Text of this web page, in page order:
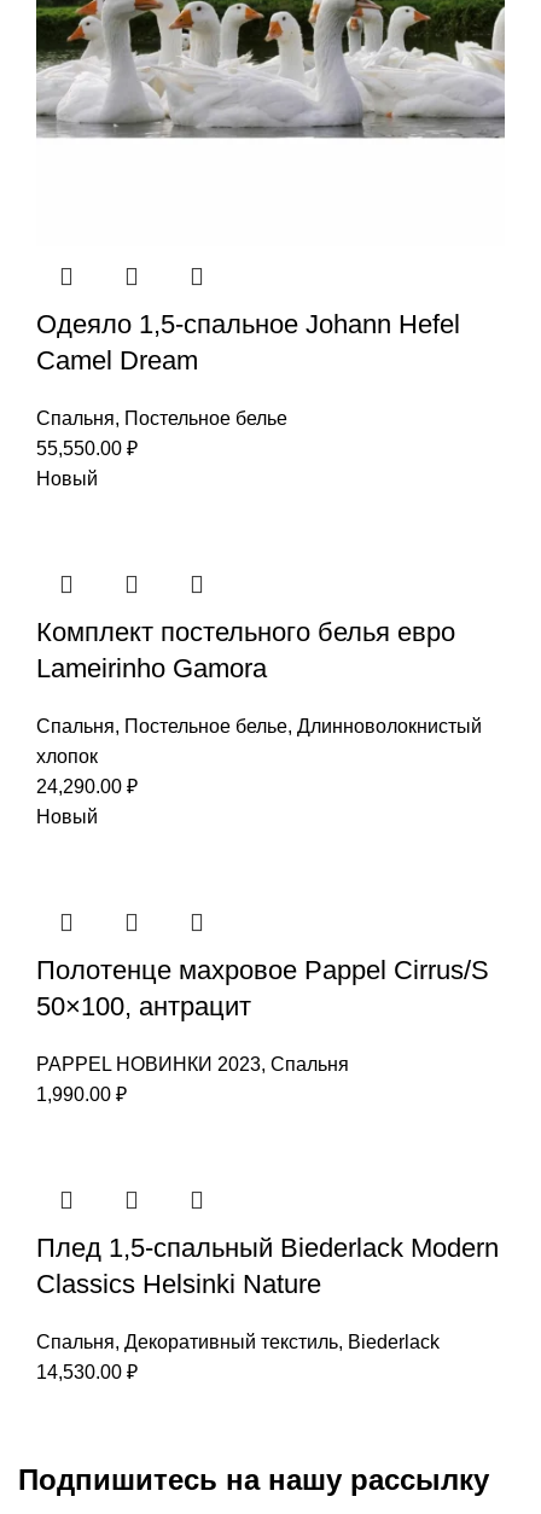
Одеяло 1,5-спальное Johann Hefel
Camel Dream
Спальня, Постельное белье
55,550.00 ₽
Новый
Комплект постельного белья евро
Lameirinho Gamora
Спальня, Постельное белье, Длинноволокнистый
хлопок
24,290.00 ₽
Новый
Полотенце махровое Pappel Cirrus/S
50×100, антрацит
PAPPEL НОВИНКИ 2023, Спальня
1,990.00 ₽
Плед 1,5-спальный Biederlack Modern
Classics Helsinki Nature
Спальня, Декоративный текстиль, Biederlack
14,530.00 ₽
Подпишитесь на нашу рассылку